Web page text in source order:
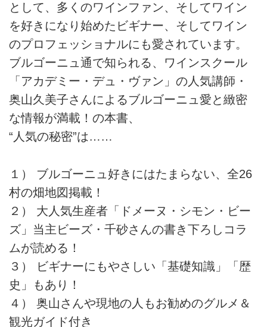
として、多くのワインファン、そしてワイン
を好きになり始めたビギナー、そしてワイン
のプロフェッショナルにも愛されています。
ブルゴーニュ通で知られる、ワインスクール
「アカデミー・デュ・ヴァン」の人気講師・
奥山久美子さんによるブルゴーニュ愛と緻密
な情報が満載！の本書、
“人気の秘密”は……
１） ブルゴーニュ好きにはたまらない、全26
村の畑地図掲載！
２） 大人気生産者「ドメーヌ・シモン・ビー
ズ」当主ビーズ・千砂さんの書き下ろしコラ
ムが読める！
３） ビギナーにもやさしい「基礎知識」「歴
史」もあり！
４） 奥山さんや現地の人もお勧めのグルメ＆
観光ガイド付き